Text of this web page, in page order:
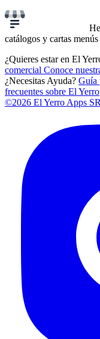
catálogos y cartas
¿Quieres estar en El
comercial Conoce
¿Necesitas Ayuda? Guía
frecuentes sobre El Yerro
©2026 El Yerro Apps